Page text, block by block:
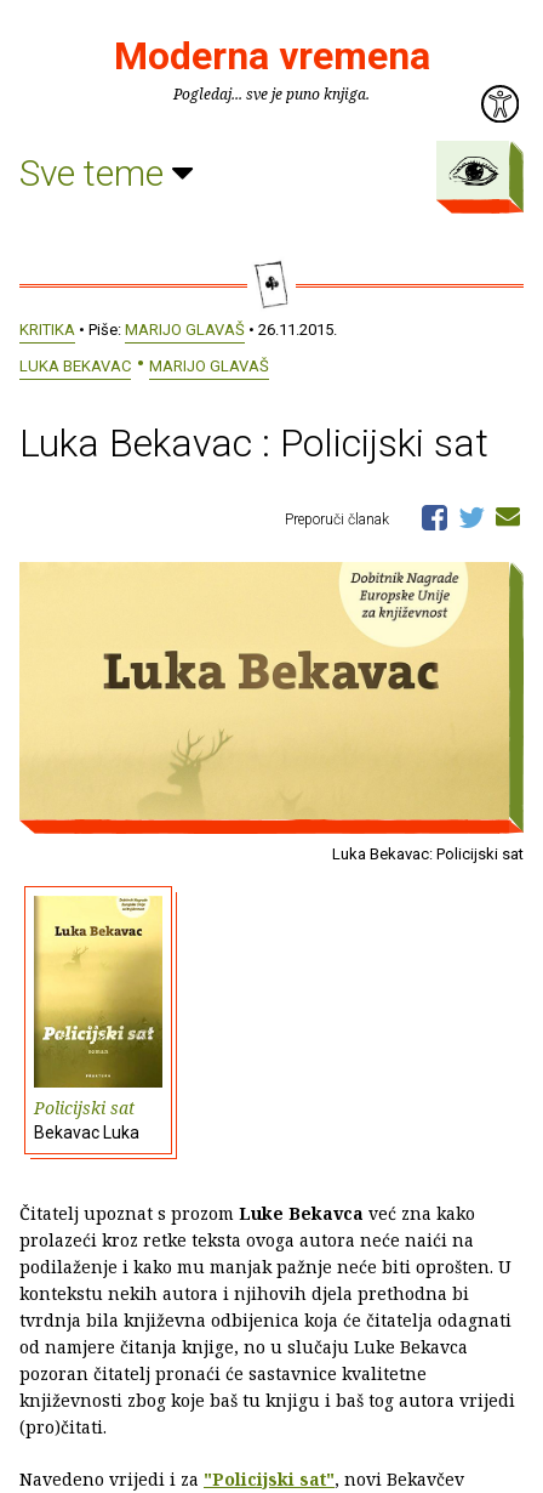
Moderna vremena
Pogledaj... sve je puno knjiga.
Sve teme
KRITIKA • Piše: MARIJO GLAVAŠ • 26.11.2015.
LUKA BEKAVAC
MARIJO GLAVAŠ
Luka Bekavac : Policijski sat
Preporuči članak
Luka Bekavac: Policijski sat
Policijski sat
Bekavac Luka
Čitatelj upoznat s prozom Luke Bekavca već zna kako
prolazeći kroz retke teksta ovoga autora neće naići na
podilaženje i kako mu manjak pažnje neće biti oprošten. U
kontekstu nekih autora i njihovih djela prethodna bi
tvrdnja bila književna odbijenica koja će čitatelja odagnati
od namjere čitanja knjige, no u slučaju Luke Bekavca
pozoran čitatelj pronaći će sastavnice kvalitetne
književnosti zbog koje baš tu knjigu i baš tog autora vrijedi
(pro)čitati.
Navedeno vrijedi i za "Policijski sat", novi Bekavčev